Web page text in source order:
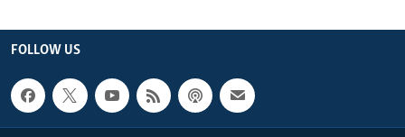
FOLLOW US